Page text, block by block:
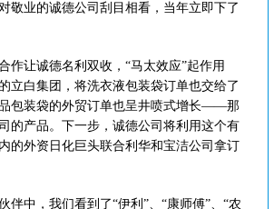
敬业的诚德公司刮目相看，当年立即下了
作让诚德名利双收，“马太效应”起作用
立白集团，将洗衣液包装袋订单也交给了
包装袋的外贸订单也呈井喷式增长——那
的产品。下一步，诚德公司将利用这个有
的外资日化巨头联合利华和宝洁公司拿订
伴中，我们看到了“伊利”、“康师傅”、“农